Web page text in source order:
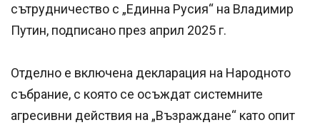
сътрудничество с „Единна Русия“ на Владимир
Путин, подписано през април 2025 г.
Отделно е включена декларация на Народното
събрание, с която се осъждат системните
агресивни действия на „Възраждане“ като опит